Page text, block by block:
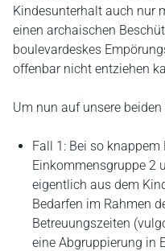
Kindesunterhalt auch nur
einen archaischen
boulevardeskes
offenbar nicht entziehen
Um nun auf unsere
Fall 1: Bei so knappem
Einkommensgruppe 2
eigentlich aus dem
Bedarfen im Rahmen
Betreuungszeiten
eine Abgruppierung in